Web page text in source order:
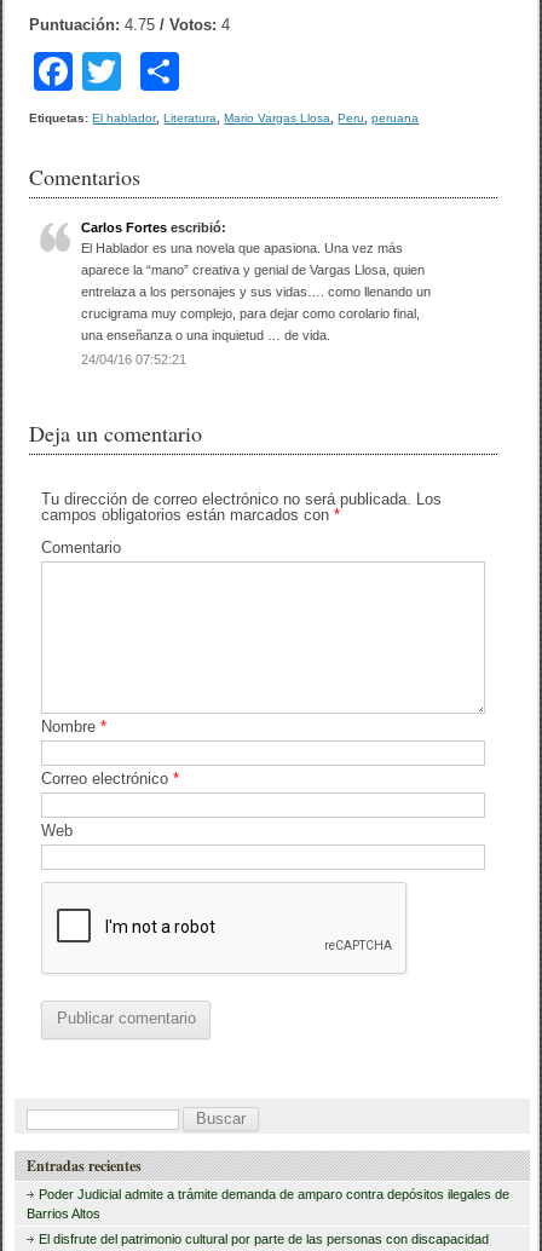
Puntuación:4.75 / Votos:4
F
a
e
b
o
o
k
T
wi
er
o
p
ar
tir
Etiquetas:El hablador,Literatura ,Mario Vargas Llosa ,Peru ,peruana
Comentarios
Carlos Fortes escribió:
El Hablador es una novela que apasiona. Una vez más
aparece la “mano” creativa y genial de Vargas Llosa, quien
entrelaza a los personajes y sus vidas…. como llenando un
crucigrama muy complejo, para dejar como corolario final,
una enseñanza o una inquietud … de vida.
24/04/16 07:52:21
Deja un comentario
Tu dirección de correo electrónico no será publicada. Los
campos obligatorios están marcados con*
Comentario
Nombre*
Correo electrónico*
Web
B
u
s
c
Entradas recientes
Poder Judicial admite a trámite demanda de amparo contra depósitos ilegales de
Barrios Altos
El disfrute del patrimonio cultural por parte de las personas con discapacidad